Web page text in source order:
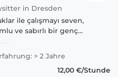
in Dresden
ile çalışmayı seven,
ve sabırlı bir genç
sahiptirim ve
okula giden çocuklarla
var. İlk yardım
> 2 Jahre
12,00 €/Stunde